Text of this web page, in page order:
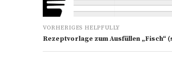
VORHERIGES HELPFULLY
Rezeptvorlage zum Ausfüllen „Fisch“